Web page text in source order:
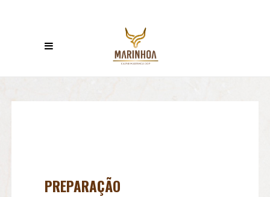
PREPARAÇÃO